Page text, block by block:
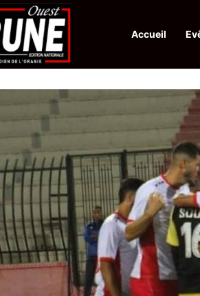
Accueil
Lutte contre les drogues : octroi de